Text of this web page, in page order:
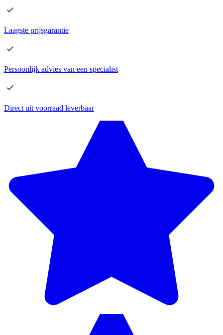
Laagste prijsgarantie
Persoonlijk advies van een specialist
Direct uit voorraad leverbaar